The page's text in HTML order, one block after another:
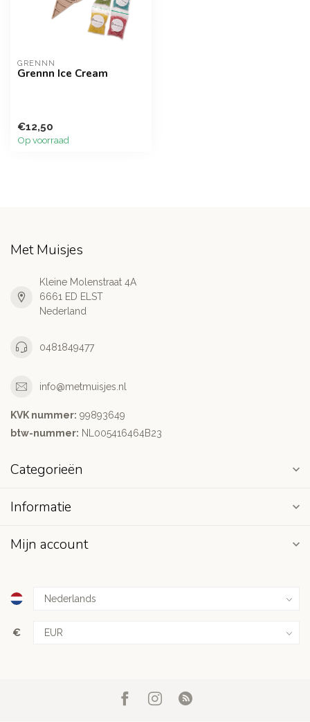
GRENNN
Grennn Ice Cream
€12,50
Op voorraad
Met Muisjes
Kleine Molenstraat 4A
6661 ED ELST
Nederland
0481849477
info@metmuisjes.nl
KVK nummer: 99893649
btw-nummer: NL005416464B23
Categorieën
Informatie
Mijn account
€